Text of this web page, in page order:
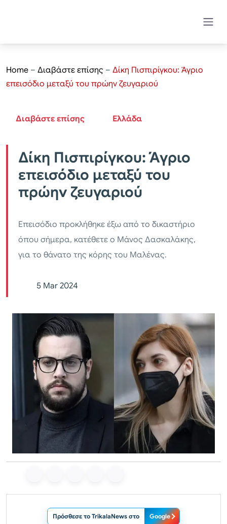
Home – Διαβάστε επίσης – Δίκη Πισπιρίγκου: Άγριο
επεισόδιο μεταξύ του πρώην ζευγαριού
Διαβάστε επίσης Ελλάδα
Δίκη Πισπιρίγκου: Άγριο
επεισόδιο μεταξύ του
πρώην ζευγαριού
Επεισόδιο προκλήθηκε έξω από το δικαστήριο
όπου σήμερα, κατέθετε ο Μάνος Δασκαλάκης,
για το θάνατο της κόρης του Μαλένας.
5 Mar 2024
Πρόσθεσε το TrikalaNews στο Google